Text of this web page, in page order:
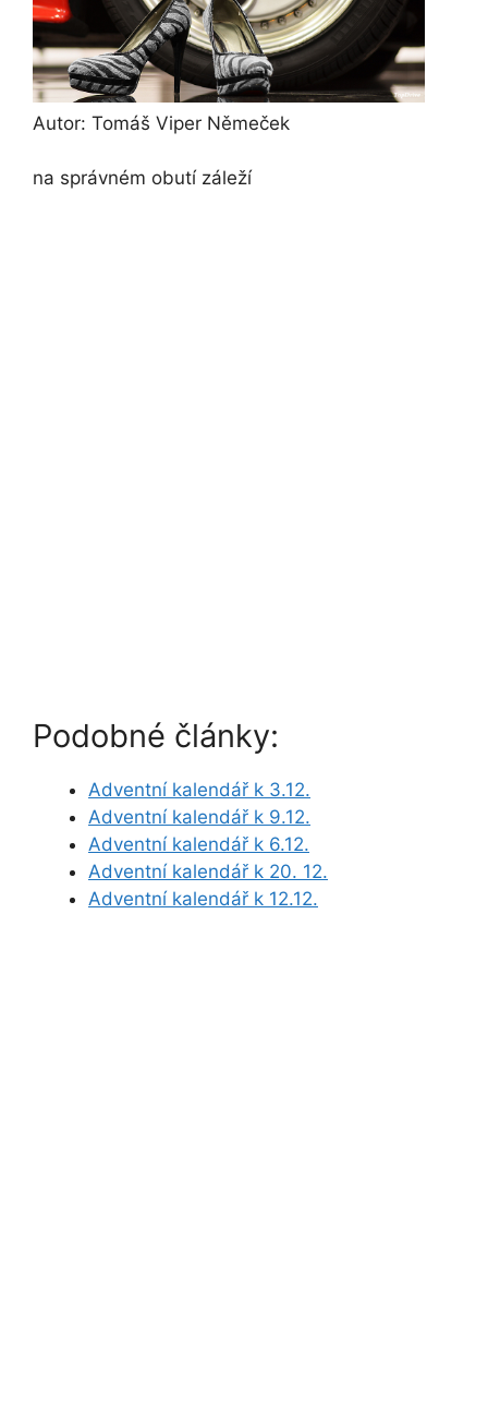
Autor: Tomáš Viper Němeček
na správném obutí záleží
Podobné články:
Adventní kalendář k 3.12.
Adventní kalendář k 9.12.
Adventní kalendář k 6.12.
Adventní kalendář k 20. 12.
Adventní kalendář k 12.12.